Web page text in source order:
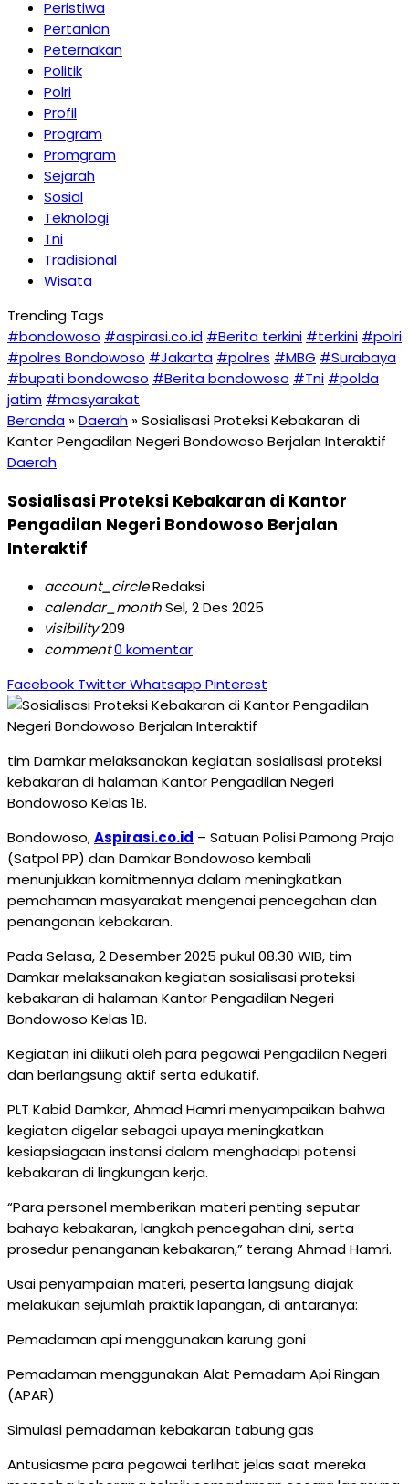
Peristiwa
Pertanian
Peternakan
Politik
Polri
Profil
Program
Promgram
Sejarah
Sosial
Teknologi
Tni
Tradisional
Wisata
Trending Tags
#bondowoso #aspirasi.co.id #Berita terkini #terkini #polri
#polres Bondowoso #Jakarta #polres #MBG #Surabaya
#bupati bondowoso #Berita bondowoso #Tni #polda
jatim #masyarakat
Beranda »Daerah »Sosialisasi Proteksi Kebakaran di
Kantor Pengadilan Negeri Bondowoso Berjalan Interaktif
Daerah
Sosialisasi Proteksi Kebakaran di Kantor
Pengadilan Negeri Bondowoso Berjalan
Interaktif
account_circleRedaksi
calendar_monthSel, 2 Des 2025
visibility209
comment0 komentar
Facebook TwitterWhatsapp Pinterest
tim Damkar melaksanakan kegiatan sosialisasi proteksi
kebakaran di halaman Kantor Pengadilan Negeri
Bondowoso Kelas 1B.
Bondowoso,Aspirasi.co.id – Satuan Polisi Pamong Praja
(Satpol PP) dan Damkar Bondowoso kembali
menunjukkan komitmennya dalam meningkatkan
pemahaman masyarakat mengenai pencegahan dan
penanganan kebakaran.
Pada Selasa, 2 Desember 2025 pukul 08.30 WIB, tim
Damkar melaksanakan kegiatan sosialisasi proteksi
kebakaran di halaman Kantor Pengadilan Negeri
Bondowoso Kelas 1B.
Kegiatan ini diikuti oleh para pegawai Pengadilan Negeri
dan berlangsung aktif serta edukatif.
PLT Kabid Damkar, Ahmad Hamri menyampaikan bahwa
kegiatan digelar sebagai upaya meningkatkan
kesiapsiagaan instansi dalam menghadapi potensi
kebakaran di lingkungan kerja.
“Para personel memberikan materi penting seputar
bahaya kebakaran, langkah pencegahan dini, serta
prosedur penanganan kebakaran,” terang Ahmad Hamri.
Usai penyampaian materi, peserta langsung diajak
melakukan sejumlah praktik lapangan, di antaranya:
Pemadaman api menggunakan karung goni
Pemadaman menggunakan Alat Pemadam Api Ringan
(APAR)
Simulasi pemadaman kebakaran tabung gas
Antusiasme para pegawai terlihat jelas saat mereka